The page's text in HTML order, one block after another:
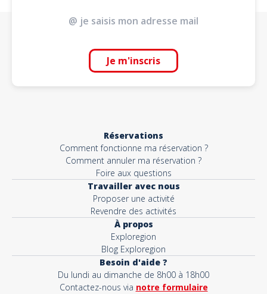
Je m'inscris
Réservations
Comment fonctionne ma réservation ?
Comment annuler ma réservation ?
Foire aux questions
Travailler avec nous
Proposer une activité
Revendre des activités
À propos
Exploregion
Blog Exploregion
Besoin d'aide ?
Du lundi au dimanche de 8h00 à 18h00
Contactez-nous via notre formulaire